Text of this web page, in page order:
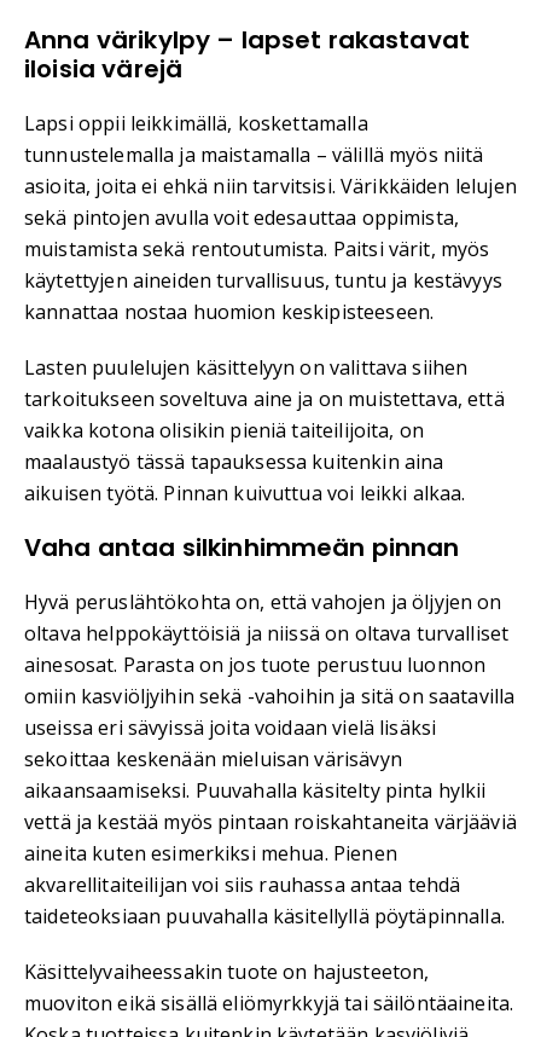
Anna värikylpy – lapset rakastavat
iloisia värejä
Lapsi oppii leikkimällä, koskettamalla
tunnustelemalla ja maistamalla – välillä myös niitä
asioita, joita ei ehkä niin tarvitsisi. Värikkäiden lelujen
sekä pintojen avulla voit edesauttaa oppimista,
muistamista sekä rentoutumista. Paitsi värit, myös
käytettyjen aineiden turvallisuus, tuntu ja kestävyys
kannattaa nostaa huomion keskipisteeseen.
Lasten puulelujen käsittelyyn on valittava siihen
tarkoitukseen soveltuva aine ja on muistettava, että
vaikka kotona olisikin pieniä taiteilijoita, on
maalaustyö tässä tapauksessa kuitenkin aina
aikuisen työtä. Pinnan kuivuttua voi leikki alkaa.
Vaha antaa silkinhimmeän pinnan
Hyvä peruslähtökohta on, että vahojen ja öljyjen on
oltava helppokäyttöisiä ja niissä on oltava turvalliset
ainesosat. Parasta on jos tuote perustuu luonnon
omiin kasviöljyihin sekä -vahoihin ja sitä on saatavilla
useissa eri sävyissä joita voidaan vielä lisäksi
sekoittaa keskenään mieluisan värisävyn
aikaansaamiseksi. Puuvahalla käsitelty pinta hylkii
vettä ja kestää myös pintaan roiskahtaneita värjääviä
aineita kuten esimerkiksi mehua. Pienen
akvarellitaiteilijan voi siis rauhassa antaa tehdä
taideteoksiaan puuvahalla käsitellyllä pöytäpinnalla.
Käsittelyvaiheessakin tuote on hajusteeton,
muoviton eikä sisällä eliömyrkkyjä tai säilöntäaineita.